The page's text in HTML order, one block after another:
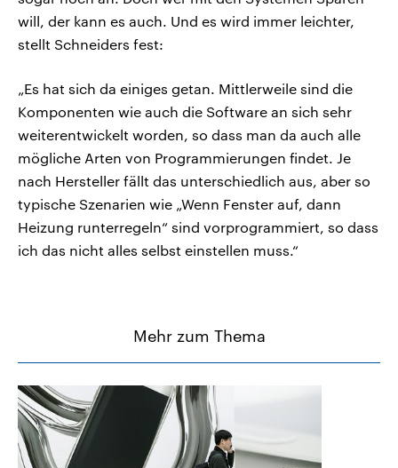
will, der kann es auch. Und es wird immer leichter,
stellt Schneiders fest:
„Es hat sich da einiges getan. Mittlerweile sind die
Komponenten wie auch die Software an sich sehr
weiterentwickelt worden, so dass man da auch alle
mögliche Arten von Programmierungen findet. Je
nach Hersteller fällt das unterschiedlich aus, aber so
typische Szenarien wie „Wenn Fenster auf, dann
Heizung runterregeln“ sind vorprogrammiert, so dass
ich das nicht alles selbst einstellen muss.“
Mehr zum Thema